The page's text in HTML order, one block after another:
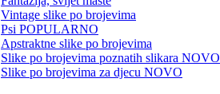
Vintage slike po brojevima
Psi POPULARNO
Apstraktne slike po brojevima
Slike po brojevima poznatih slikara NOVO
Slike po brojevima za djecu NOVO